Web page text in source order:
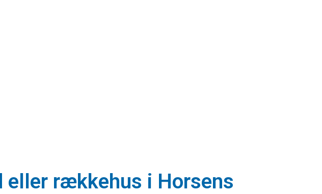
eller rækkehus i Horsens